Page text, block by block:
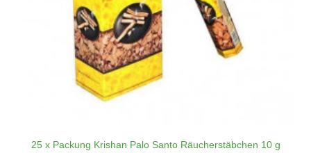
25 x Packung Krishan Palo Santo Räucherstäbchen 10 g